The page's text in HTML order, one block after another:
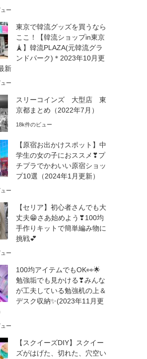
ー
東京で韓流グッズを買うなら
ここ！【韓流ショップin東京
🗼】韓流PLAZA(元韓流グラ
ンドパーク)＊2023年10月更
新
ー
スリーコインズ 大型店 東
京都まとめ（2022年7月）
18k件のビュー
【原宿お出かけスポット】中
学生の女の子におススメ❣プ
チプラでかわいい原宿ショッ
プ10選（2024年1月更新）
ー
【セリア】初心者さんでも大
丈夫😁さあ始めよう❣100均
手作りキットで簡単編み物に
挑戦💕
ー
100均アイテムでもOK👀🌟
勉強垢でも見かける❣みんな
が工夫している勉強机の上＆
デスク収納✨(2023年11月更
ー
【スクイーズDIY】スクイー
ズがはげた、切れた、穴空い